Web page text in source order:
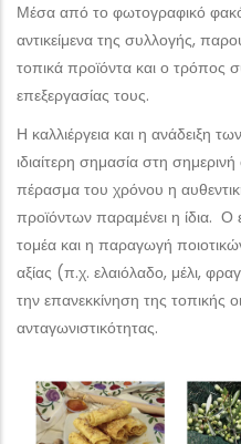
Μέσα από το φωτογραφικό
αντικείμενα της συλλογής,
τοπικά προϊόντα και ο τρόπος
επεξεργασίας τους.
Η καλλιέργεια και η ανάδειξη
ιδιαίτερη σημασία στη
πέρασμα του χρόνου η
προϊόντων παραμένει η ίδια.
τομέα και η παραγωγή
αξίας (π.χ. ελαιόλαδο, μέλι,
την επανεκκίνηση της τοπικής
ανταγωνιστικότητας.